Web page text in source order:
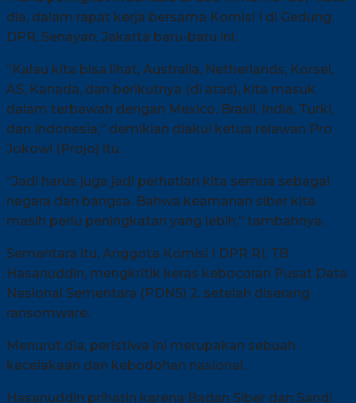
dia, dalam rapat kerja bersama Komisi I di Gedung
DPR, Senayan, Jakarta baru-baru ini.
“Kalau kita bisa lihat, Australia, Netherlands, Korsel,
AS, Kanada, dan berikutnya (di atas), kita masuk
dalam terbawah dengan Mexico, Brasil, India, Turki,
dan Indonesia,” demikian diakui ketua relawan Pro
Jokowi (Projo) itu.
“Jadi harus juga jadi perhatian kita semua sebagai
negara dan bangsa. Bahwa keamanan siber kita
masih perlu peningkatan yang lebih,” tambahnya.
Sementara itu, Anggota Komisi I DPR RI, TB
Hasanuddin, mengkritik keras kebocoran Pusat Data
Nasional Sementara (PDNS) 2, setelah diserang
ransomware.
Menurut dia, peristiwa ini merupakan sebuah
kecelakaan dan kebodohan nasional.
Hasanuddin prihatin karena Badan Siber dan Sandi